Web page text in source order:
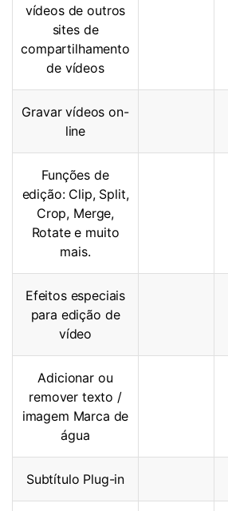
vídeos de outros
sites de
compartilhamento
de vídeos
Gravar vídeos on-
line
Funções de
edição: Clip, Split,
Crop, Merge,
Rotate e muito
mais.
Efeitos especiais
para edição de
vídeo
Adicionar ou
remover texto /
imagem Marca de
água
Subtítulo Plug-in